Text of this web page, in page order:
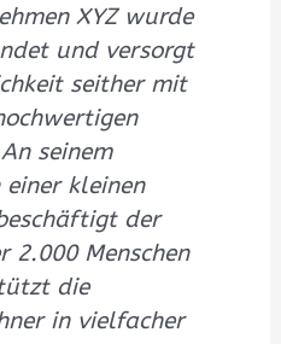
XYZ wurde
und versorgt
seither mit
seinem
kleinen
der
2.000 Menschen
die
in vielfacher